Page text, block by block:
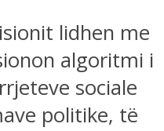
lidhen me
algoritmi i
sociale
politike, të